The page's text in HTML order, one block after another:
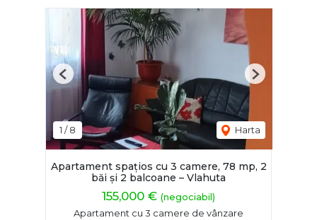
1 /8 Harta
Previous Next
Apartament spațios cu 3 camere, 78 mp, 2
băi și 2 balcoane – Vlahuta
155,000 € (negociabil)
Apartament cu 3 camere de vânzare